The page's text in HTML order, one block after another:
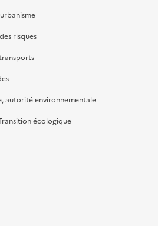
risques
autorité environnementale
écologique